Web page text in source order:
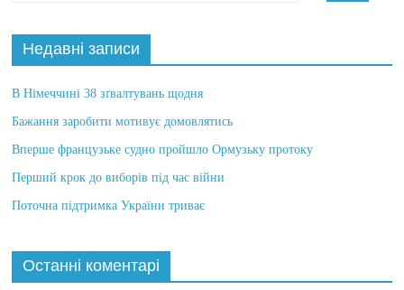
Недавні записи
В Німеччині 38 зґвалтувань щодня
Бажання заробити мотивує домовлятись
Вперше французьке судно пройшло Ормузьку протоку
Перший крок до виборів під час війни
Поточна підтримка України триває
Останні коментарі